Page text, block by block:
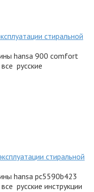
стиральной
hansa 900 comfort
русские
стиральной
hansa pc5590b423
русские инструкции